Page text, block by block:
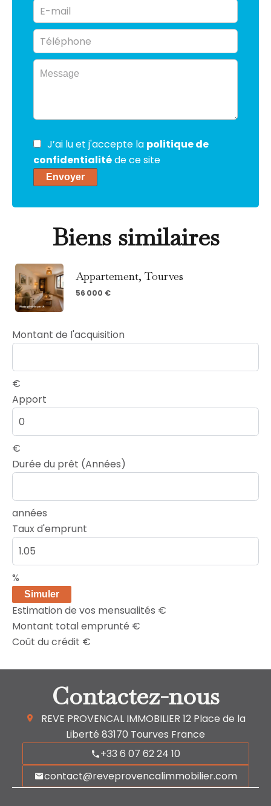
J’ai lu et j'accepte la politique de
confidentialitéde ce site
Envoyer
Biens similaires
Appartement, Tourves
56 000 €
Montant de l'acquisition
€
Apport
€
Durée du prêt (Années)
années
Taux d'emprunt
%
Simuler
Estimation de vos mensualités €
Montant total emprunté €
Coût du crédit €
Contactez-nous
REVE PROVENCAL IMMOBILIER 12 Place de la
Liberté 83170 Tourves France
+33 6 07 62 24 10
contact@reveprovencalimmobilier.com